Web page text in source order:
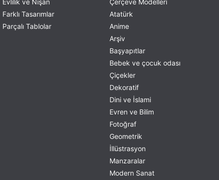
Farklı Tasarımlar
Parçalı Tablolar
Atatürk
Anime
Arşiv
Başyapıtlar
Bebek ve çocuk odası
Çiçekler
Dekoratif
Dini ve İslami
Evren ve Bilim
Fotoğraf
Geometrik
İllüstrasyon
Manzaralar
Modern Sanat